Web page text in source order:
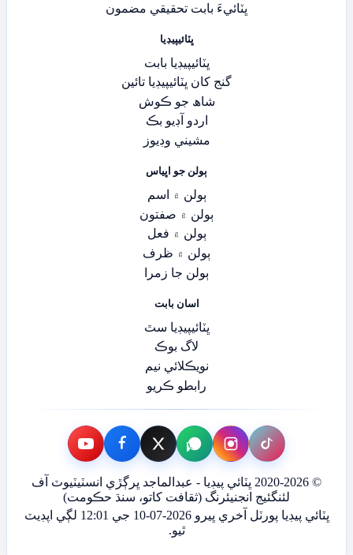
ڀٽائيءَ بابت تحقيقي مضمون
ڀٽائيپيڊيا
ڀٽائيپيڊيا بابت
گنج کان ڀٽائيپيڊيا تائين
شاھ جو ڪوش
اردو آڊيو بڪ
مشيني وڊيوز
ٻولن جو اڀياس
ٻولن ۾ اسم
ٻولن ۾ صفتون
ٻولن ۾ فعل
ٻولن ۾ ظرف
ٻولن جا زمرا
اسان بابت
ڀٽائيپيڊيا سٿ
لاگ بوڪ
نويڪلائي نيم
رابطو ڪريو
© 2020-2026 ڀٽائي پيڊيا - عبدالماجد ڀرڳڙي انسٽيٽيوٽ آف
لئنگئيج انجنيئرنگ (ثقافت کاتو، سنڌ حڪومت)
ڀٽائي پيڊيا پورٽل آخري ڀيرو 2026-07-10 جي 12:01 لڳي اپڊيٽ
ٿيو.